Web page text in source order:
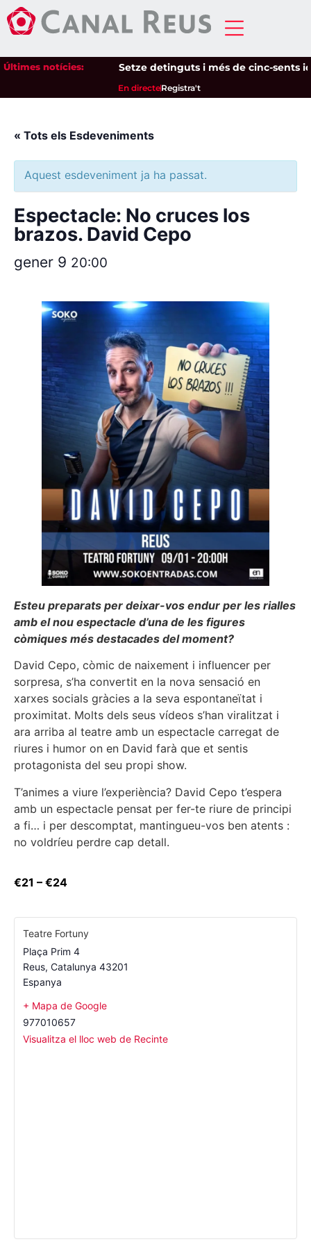
Últimes notícies: Setze detinguts i més de cinc-sents
En directeRegistra't
« Tots els Esdeveniments
Aquest esdeveniment ja ha passat.
Espectacle: No cruces los
brazos. David Cepo
gener 9 20:00
Esteu preparats per deixar-vos endur per les rialles
amb el nou espectacle d’una de les figures
còmiques més destacades del moment?
David Cepo, còmic de naixement i influencer per
sorpresa, s’ha convertit en la nova sensació en
xarxes socials gràcies a la seva espontaneïtat i
proximitat. Molts dels seus vídeos s’han viralitzat i
ara arriba al teatre amb un espectacle carregat de
riures i humor on en David farà que et sentis
protagonista del seu propi show.
T’animes a viure l’experiència? David Cepo t’espera
amb un espectacle pensat per fer-te riure de principi
a fi… i per descomptat, mantingueu-vos ben atents :
no voldríeu perdre cap detall.
€21 – €24
Teatre Fortuny
Plaça Prim 4
Reus, Catalunya 43201
Espanya
+ Mapa de Google
977010657
Visualitza el lloc web de Recinte